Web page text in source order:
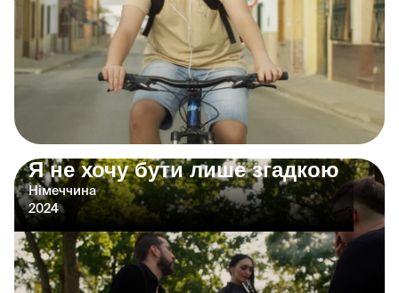
Я не хочу бути лише згадкою
Німеччина
2024